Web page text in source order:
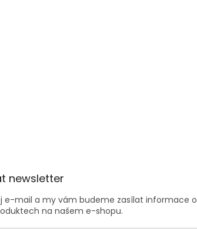
newsletter
e-mail a my vám budeme zasílat informace o
na našem e-shopu.